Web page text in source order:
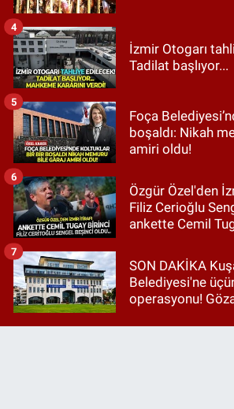
İzmir Otogarı
Tadilat başlıyor...
4
Foça
boşaldı: Nikah
amiri oldu!
5
Özgür Özel'den
Filiz Cerioğlu
ankette Cemil
6
SON DAKİKA
Belediyesi'ne
operasyonu!
7